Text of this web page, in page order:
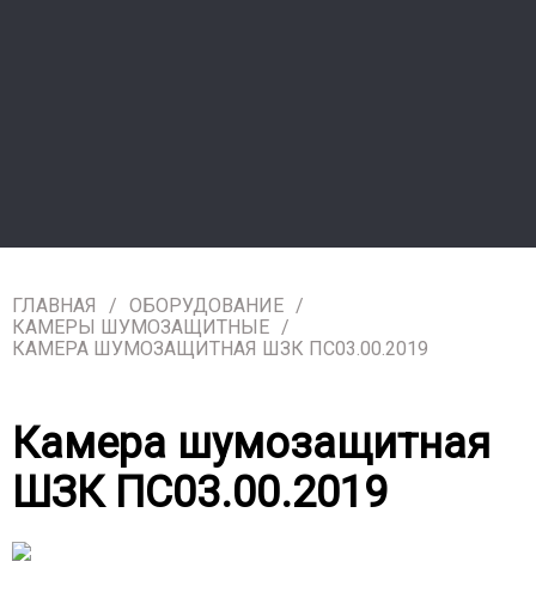
ГЛАВНАЯ
ОБОРУДОВАНИЕ
КАМЕРЫ ШУМОЗАЩИТНЫЕ
КАМЕРА ШУМОЗАЩИТНАЯ ШЗК ПС03.00.2019
Камера шумозащитная
ШЗК ПС03.00.2019